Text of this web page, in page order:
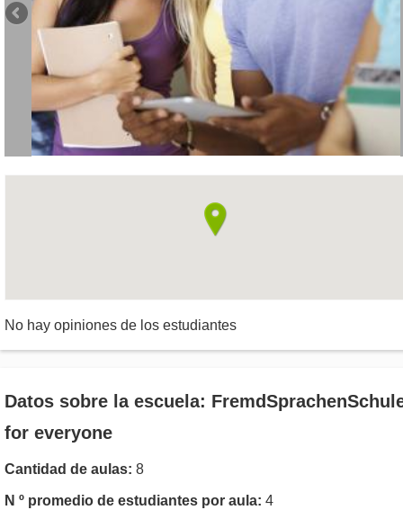
No hay opiniones de los estudiantes
Datos sobre la escuela:
for everyone
Cantidad de aulas: 8
N º promedio de estudiantes por aula: 4